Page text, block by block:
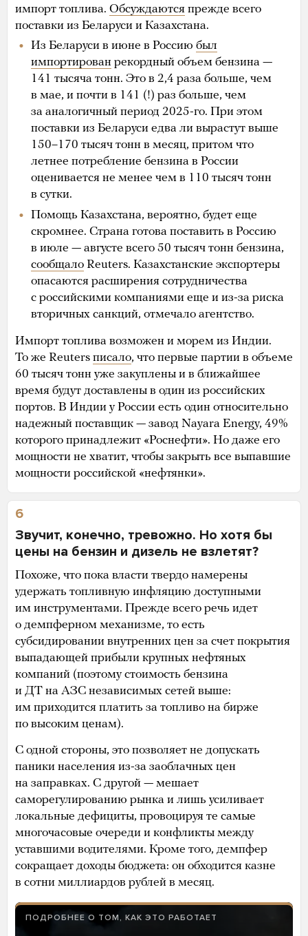
импорт топлива. Обсуждаются прежде всего
поставки из Беларуси и Казахстана.
Из Беларуси в июне в Россию был
импортирован рекордный объем бензина —
141 тысяча тонн. Это в 2,4 раза больше, чем
в мае, и почти в 141 (!) раз больше, чем
за аналогичный период 2025-го. При этом
поставки из Беларуси едва ли вырастут выше
150–170 тысяч тонн в месяц, притом что
летнее потребление бензина в России
оценивается не менее чем в 110 тысяч тонн
в сутки.
Помощь Казахстана, вероятно, будет еще
скромнее. Страна готова поставить в Россию
в июле — августе всего 50 тысяч тонн бензина,
сообщало Reuters. Казахстанские экспортеры
опасаются расширения сотрудничества
с российскими компаниями еще и из-за риска
вторичных санкций, отмечало агентство.
Импорт топлива возможен и морем из Индии.
То же Reuters писало, что первые партии в объеме
60 тысяч тонн уже закуплены и в ближайшее
время будут доставлены в один из российских
портов. В Индии у России есть один относительно
надежный поставщик — завод Nayara Energy, 49%
которого принадлежит «Роснефти». Но даже его
мощности не хватит, чтобы закрыть все выпавшие
мощности российской «нефтянки».
6
Звучит, конечно, тревожно. Но хотя бы
цены на бензин и дизель не взлетят?
Похоже, что пока власти твердо намерены
удержать топливную инфляцию доступными
им инструментами. Прежде всего речь идет
о демпферном механизме, то есть
субсидировании внутренних цен за счет покрытия
выпадающей прибыли крупных нефтяных
компаний (поэтому стоимость бензина
и ДТ на АЗС независимых сетей выше:
им приходится платить за топливо на бирже
по высоким ценам).
С одной стороны, это позволяет не допускать
паники населения из-за заоблачных цен
на заправках. С другой — мешает
саморегулированию рынка и лишь усиливает
локальные дефициты, провоцируя те самые
многочасовые очереди и конфликты между
уставшими водителями. Кроме того, демпфер
сокращает доходы бюджета: он обходится казне
в сотни миллиардов рублей в месяц.
ПОДРОБНЕЕ О ТОМ, КАК ЭТО РАБОТАЕТ